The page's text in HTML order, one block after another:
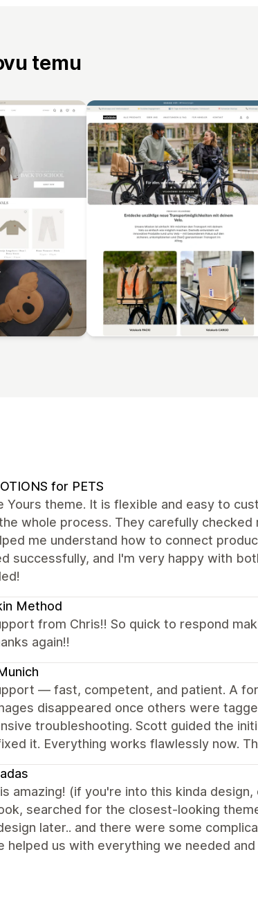
temu
for PETS
Yours theme. It is flexible and easy to
whole process. They carefully
me understand how to connect
successfully, and I'm very happy with
Method
from Chris!! So quick to respond
again!!
— fast, competent, and patient. A
disappeared once others were
troubleshooting. Scott guided the
it. Everything works flawlessly now.
amazing! (if you're into this kinda
searched for the closest-looking
later.. and there were some
helped us with everything we needed